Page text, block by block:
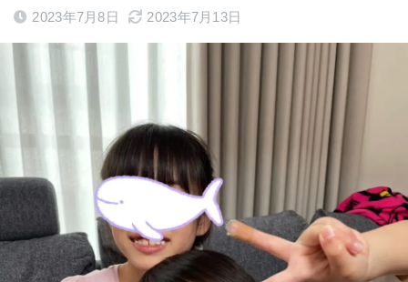
2023年7月8日 2023年7月13日